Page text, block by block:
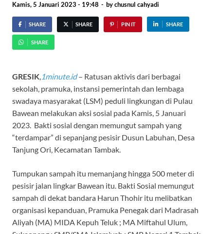
Kamis, 5 Januari 2023 - 19:48 - bychusnul cahyadi
SHARE SHARE PIN IT SHARE
SHARE
GRESIK, 1minute.id– Ratusan aktivis dari berbagai
sekolah, pramuka, instansi pemerintah dan lembaga
swadaya masyarakat (LSM) peduli lingkungan di Pulau
Bawean melakukan aksi sosial pada Kamis, 5 Januari
2023. Bakti sosial dengan memungut sampah yang
“terdampar” di sepanjang pesisir Dusun Labuhan, Desa
Tanjung Ori, Kecamatan Tambak.
Tumpukan sampah itu memanjang hingga 500 meter di
pesisir jalan lingkar Bawean itu. Bakti Sosial memungut
sampah di dekat bandara Harun Thohir itu melibatkan
organisasi kepanduan, Pramuka Penegak dari Madrasah
Aliyah (MA) MIDA Kepuh Teluk ; MA Miftahul Ulum,